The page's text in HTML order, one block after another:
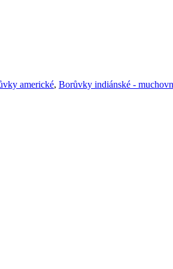
americké, Borůvky indiánské -